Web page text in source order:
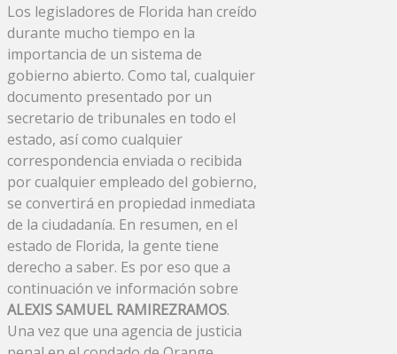
Los legisladores de Florida han creído
durante mucho tiempo en la
importancia de un sistema de
gobierno abierto. Como tal, cualquier
documento presentado por un
secretario de tribunales en todo el
estado, así como cualquier
correspondencia enviada o recibida
por cualquier empleado del gobierno,
se convertirá en propiedad inmediata
de la ciudadanía. En resumen, en el
estado de Florida, la gente tiene
derecho a saber. Es por eso que a
continuación ve información sobre
ALEXIS SAMUEL RAMIREZRAMOS.
Una vez que una agencia de justicia